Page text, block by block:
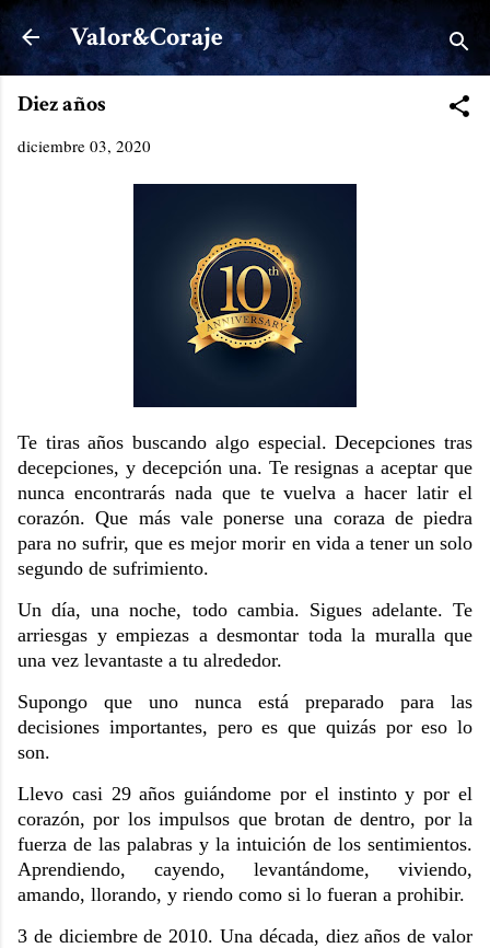
Ir al contenido principal
Valor&Coraje
Diez años
diciembre 03, 2020
Te tiras años buscando algo especial. Decepciones tras
decepciones, y decepción una. Te resignas a aceptar que
nunca encontrarás nada que te vuelva a hacer latir el
corazón. Que más vale ponerse una coraza de piedra
para no sufrir, que es mejor morir en vida a tener un solo
segundo de sufrimiento.
Un día, una noche, todo cambia. Sigues adelante. Te
arriesgas y empiezas a desmontar toda la muralla que
una vez levantaste a tu alrededor.
Supongo que uno nunca está preparado para las
decisiones importantes, pero es que quizás por eso lo
son.
Llevo casi 29 años guiándome por el instinto y por el
corazón, por los impulsos que brotan de dentro, por la
fuerza de las palabras y la intuición de los sentimientos.
Aprendiendo, cayendo, levantándome, viviendo,
amando, llorando, y riendo como si lo fueran a prohibir.
3 de diciembre de 2010. Una década, diez años de valor